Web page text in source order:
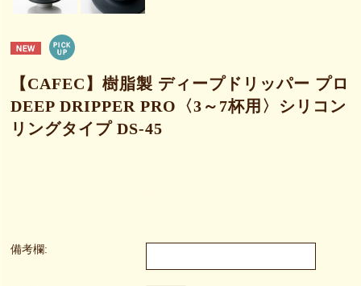
【CAFEC】樹脂製 ディープドリッパー プロ
DEEP DRIPPER PRO〈3～7杯用〉シリコン
リングタイプ DS-45
備考欄: